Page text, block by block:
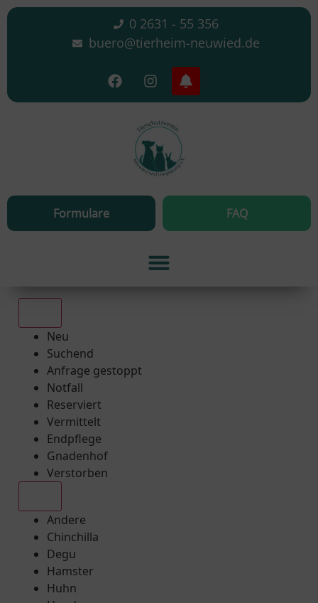
0 2631 - 55 356
buero@tierheim-neuwied.de
Formulare FAQ
Neu
Suchend
Anfrage gestoppt
Notfall
Reserviert
Vermittelt
Endpflege
Gnadenhof
Verstorben
Andere
Chinchilla
Degu
Hamster
Huhn